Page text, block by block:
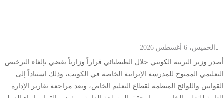
الخميس، 6 أغسطس 2026
أصدر وزير التربية الكويتي جلال الطبطبائي قراراً وزارياً يقضي بإلغاء الترخيص
التعليمي الممنوح للمدرسة الإيرانية الخاصة في الكويت، وذلك استناداً إلى
القوانين واللوائح المنظمة لقطاع التعليم الخاص، وبعد مراجعة تقارير الإدارة